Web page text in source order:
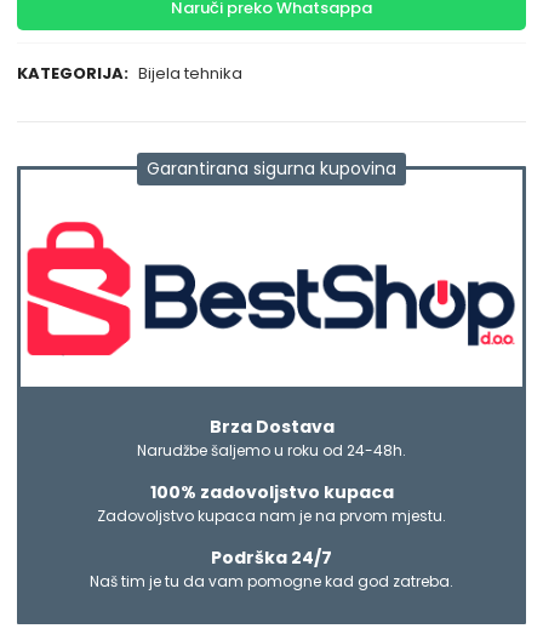
Naruči preko Whatsappa
KATEGORIJA: Bijela tehnika
Garantirana sigurna kupovina
Brza Dostava
Narudžbe šaljemo u roku od 24-48h.
100% zadovoljstvo kupaca
Zadovoljstvo kupaca nam je na prvom mjestu.
Podrška 24/7
Naš tim je tu da vam pomogne kad god zatreba.